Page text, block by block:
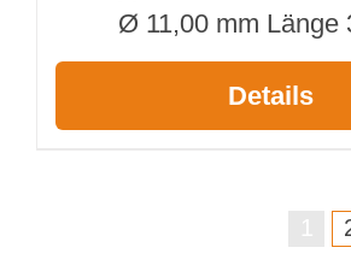
Ø 11,00 mm Länge
Details